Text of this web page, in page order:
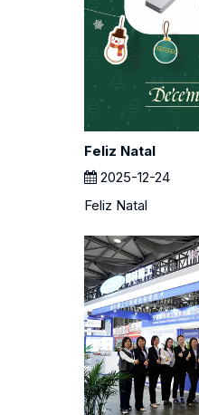
Feliz Natal
2025-12-24
Feliz Natal